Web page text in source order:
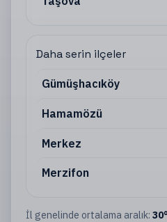
Daha serin ilçeler
Gümüşhacıköy
Hamamözü
Merkez
Merzifon
İl genelinde ortalama aralık: 30°